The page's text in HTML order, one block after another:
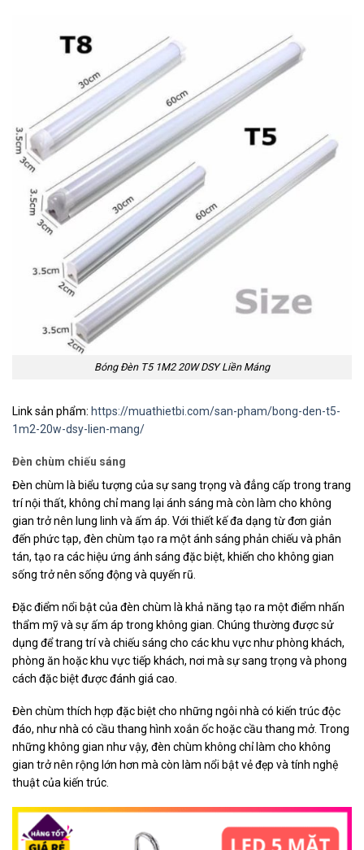
Bóng Đèn T5 1M2 20W DSY Liền Máng
Link sản phẩm: https://muathietbi.com/san-pham/bong-den-t5-
1m2-20w-dsy-lien-mang/
Đèn chùm chiếu sáng
Đèn chùm là biểu tượng của sự sang trọng và đẳng cấp trong trang
trí nội thất, không chỉ mang lại ánh sáng mà còn làm cho không
gian trở nên lung linh và ấm áp. Với thiết kế đa dạng từ đơn giản
đến phức tạp, đèn chùm tạo ra một ánh sáng phản chiếu và phân
tán, tạo ra các hiệu ứng ánh sáng đặc biệt, khiến cho không gian
sống trở nên sống động và quyến rũ.
Đặc điểm nổi bật của đèn chùm là khả năng tạo ra một điểm nhấn
thẩm mỹ và sự ấm áp trong không gian. Chúng thường được sử
dụng để trang trí và chiếu sáng cho các khu vực như phòng khách,
phòng ăn hoặc khu vực tiếp khách, nơi mà sự sang trọng và phong
cách đặc biệt được đánh giá cao.
Đèn chùm thích hợp đặc biệt cho những ngôi nhà có kiến trúc độc
đáo, như nhà có cầu thang hình xoắn ốc hoặc cầu thang mở. Trong
những không gian như vậy, đèn chùm không chỉ làm cho không
gian trở nên rộng lớn hơn mà còn làm nổi bật vẻ đẹp và tính nghệ
thuật của kiến trúc.